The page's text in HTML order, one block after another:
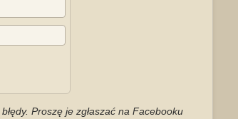
Proszę je zgłaszać na Facebooku